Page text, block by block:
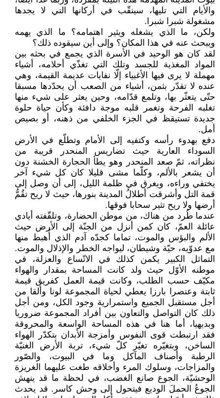
والأيام التي تليها، سينقّب في أركانها التي لا يجدها
مشغولة شبرا شبرا.
ولكن، ما الذي يشغله ويثير اهتمامه؟ ما الذي يهمه
ويبحث عنه في هذا المكان؟ وإلى أين سيقوده ذلك؟
لقد كان هو الوحيد في الأسرة الذي يجمع في بحثه بين
المواد المغذية للجسد وتلك التي تغذّي أحلامه، أشياء
مهملة لا يرى فيها الأغبياء إلّا نفايات عديمة القيمة، وهي
عنده لا تقدّر بثمن، أشياء من الصعب أن يحدّدها مسبقا
حتّى يتعثّر بها، وتلمع قدّامه، وحين يعثر على شيء منها
تغلبه الفرحة وتغمر قلبه موجة دافئة وكأن حياة حلوة
جديدة تستيقظ في الجزء الخلفي من ذهنه، أو بصيص
أمل.
دفع بهدوء رأسه وكتفيه إلى الأمام وتطلّع في الأرض
السوداء العارية حيث تضاريس المنحدر قريبة من
نظراته، ثمّ صعد المنحدر وهو يطأ الحجارة الخشنة دون
أن يشعر بالألم، وكلّما مشى قليلا كان كل شيء آخر
يختفي وراءه، ويغرق في ظلمة الليل، إلى أن وصل إلى
قمة التل وأشرقت أطلالُ المدينة بنورها، حيث لا ريح تقُمُّ
أرضها ولا ريح تثير سحابا فوقها.
عندما طُرد من هناك، من موطن الحضارة، وتلقّفته أيادي
عائلة العمّ، كان كمن أنزل من الجنّة إلى الأرض حيث
الألم والبؤس والموت، تماما كجدّه آدم الذي أُهبط منها
مع عدوّيه، حيّة وشيطان، ليواجه الخطر والإذلال والموت.
التماثل الكبير يكمن كذلك في الاتّساع والعزلة، في
موطنه الأوّل حيث ولد كانت المساحة بمقدار والهواء
مكيّف حسب الطلب، وكانت قيمة العمل كفريق قيمة
ثابتة وعنصرا بارزا يعطي لحياة المجموعة لونا وألقا من
أجل مستقبل الجميع واستمرارية وجود الكل، ومن أجل
ذلك كان التواصل والتعاون بين أفراد المجموعة ضروريا
وبديهيا، أما هنا في هذه المساحة الواسعة والمحروقة
فقد ارتبطت قوى النفوس وأمزجة الأبدان بتكدّر الهواء
الساخن، وبتغيّره تغيّر كلّ شيء، تربة الأرض الغنيّة
الرطبة وأصناف المآكل وما في البيوت، والصّور
والمزاجات، وسلوك المرء وأخلاقه طغت عليهما الغريزة
الوحشيّة، الجوع صانع الغضب، في لحظة ما قد ينهش
الجوعُ الحملَ الوديع فيتحول إلى وحش كاسر. قد يحدث